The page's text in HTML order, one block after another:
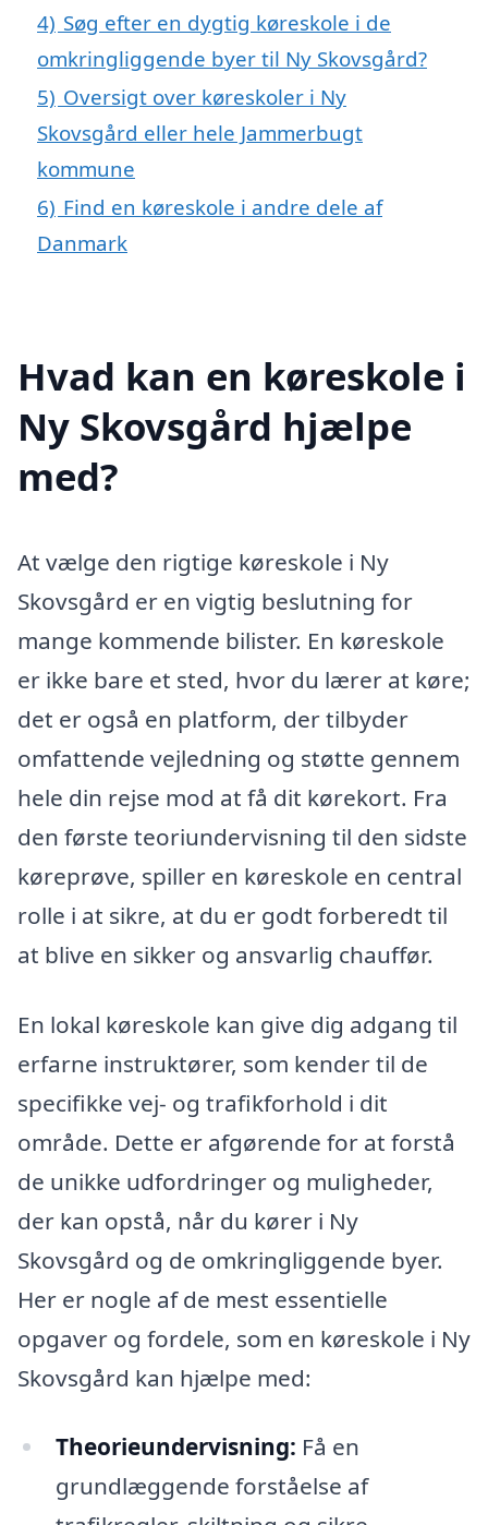
4) Søg efter en dygtig køreskole i de
omkringliggende byer til Ny Skovsgård?
5) Oversigt over køreskoler i Ny
Skovsgård eller hele Jammerbugt
kommune
6) Find en køreskole i andre dele af
Danmark
Hvad kan en køreskole i
Ny Skovsgård hjælpe
med?
At vælge den rigtige køreskole i Ny
Skovsgård er en vigtig beslutning for
mange kommende bilister. En køreskole
er ikke bare et sted, hvor du lærer at køre;
det er også en platform, der tilbyder
omfattende vejledning og støtte gennem
hele din rejse mod at få dit kørekort. Fra
den første teoriundervisning til den sidste
køreprøve, spiller en køreskole en central
rolle i at sikre, at du er godt forberedt til
at blive en sikker og ansvarlig chauffør.
En lokal køreskole kan give dig adgang til
erfarne instruktører, som kender til de
specifikke vej- og trafikforhold i dit
område. Dette er afgørende for at forstå
de unikke udfordringer og muligheder,
der kan opstå, når du kører i Ny
Skovsgård og de omkringliggende byer.
Her er nogle af de mest essentielle
opgaver og fordele, som en køreskole i Ny
Skovsgård kan hjælpe med:
Theorieundervisning: Få en
grundlæggende forståelse af